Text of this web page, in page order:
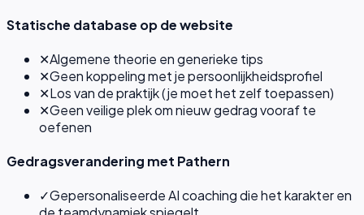
Statische database op de website
✕Algemene theorie en generieke tips
✕Geen koppeling met je persoonlijkheidsprofiel
✕Los van de praktijk (je moet het zelf toepassen)
✕Geen veilige plek om nieuw gedrag vooraf te
oefenen
Gedragsverandering met Pathern
✓Gepersonaliseerde AI coaching die het karakter en